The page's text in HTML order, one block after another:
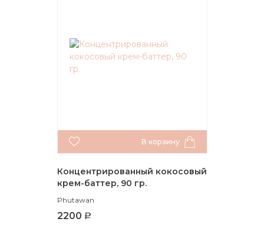
В корзину
Концентрированный кокосовый
крем-баттер, 90 гр.
Phutawan
2200